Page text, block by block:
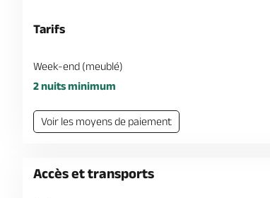
Tarifs
Week-end (meublé)
2 nuits minimum
Voir les moyens de paiement
Accès et transports